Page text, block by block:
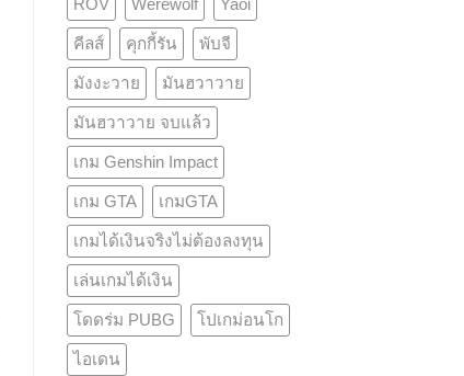
คีลส์ คุกกี้รัน พับจี
มังงะวาย มันฮวาวาย
มันฮวาวาย จบแล้ว
เกม Genshin Impact
เกม GTA เกมGTA
เกมได้เงินจริงไม่ต้องลงทุน
เล่นเกมได้เงิน
โดดร่ม PUBG โปเกม่อนโก
ไอเดน